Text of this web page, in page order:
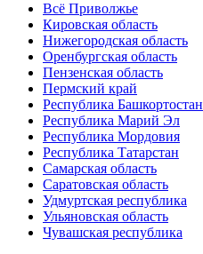
Всё Приволжье
Кировская область
Нижегородская область
Оренбургская область
Пензенская область
Пермский край
Республика Башкортостан
Республика Марий Эл
Республика Мордовия
Республика Татарстан
Самарская область
Саратовская область
Удмуртская республика
Ульяновская область
Чувашская республика